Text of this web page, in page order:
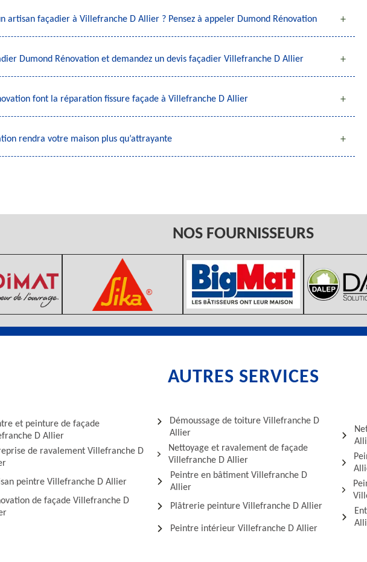
artisan façadier à Villefranche D Allier ? Pensez à appeler Dumond Rénovation
Dumond Rénovation et demandez un devis façadier Villefranche D Allier
font la réparation fissure façade à Villefranche D Allier
rendra votre maison plus qu’attrayante
NOS FOURNISSEURS
AUTRES SERVICES
et peinture de façade
D Allier
de ravalement Villefranche D
peintre Villefranche D Allier
de façade Villefranche D
Démoussage de toiture Villefranche D
Allier
Nettoyage et ravalement de façade
Villefranche D Allier
Peintre en bâtiment Villefranche D
Allier
Plâtrerie peinture Villefranche D Allier
Peintre intérieur Villefranche D Allier